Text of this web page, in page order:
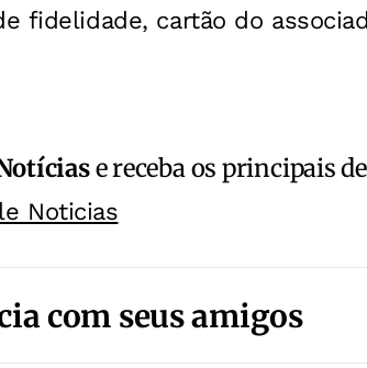
fidelidade, cartão do
e receba os principais
Noticias
com seus amigos